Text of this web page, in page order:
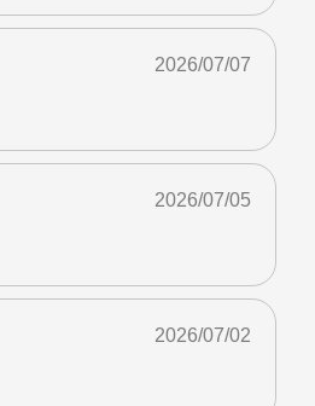
2026/07/07
2026/07/05
2026/07/02